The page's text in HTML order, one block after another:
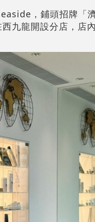
，鋪頭招牌「
九龍開設分店，店